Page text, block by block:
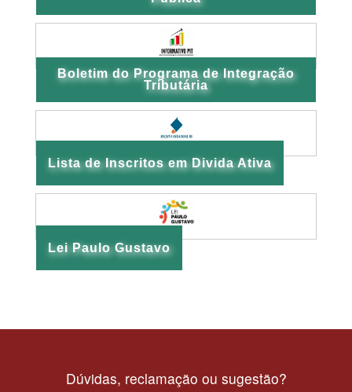
Boletim do Programa de Integração
Tributária
Lista de Inscritos em Divida Ativa
Lei Paulo Gustavo
Dúvidas, reclamação ou sugestão?